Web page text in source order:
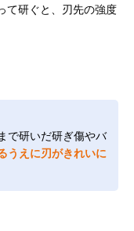
て研ぐと、刃先の強度
で研いだ研ぎ傷やバ
うえに刃がきれいに